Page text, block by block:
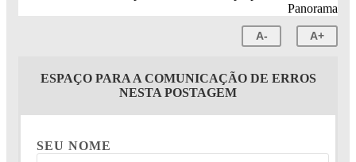
A- A+
ESPAÇO PARA A COMUNICAÇÃO DE ERROS
NESTA POSTAGEM
SEU NOME